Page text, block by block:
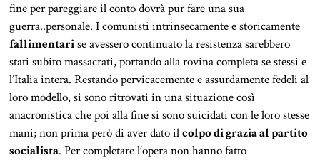
fine per pareggiare il conto dovrà pur fare una sua
guerra..personale. I comunisti intrinsecamente e storicamente
fallimentarise avessero continuato la resistenza sarebbero
stati subito massacrati, portando alla rovina completa se stessi e
l’Italia intera. Restando pervicacemente e assurdamente fedeli al
loro modello, si sono ritrovati in una situazione così
anacronistica che poi alla fine si sono suicidati con le loro stesse
mani; non prima però di aver dato ilcolpo di grazia al partito
socialista. Per completare l’opera non hanno fatto